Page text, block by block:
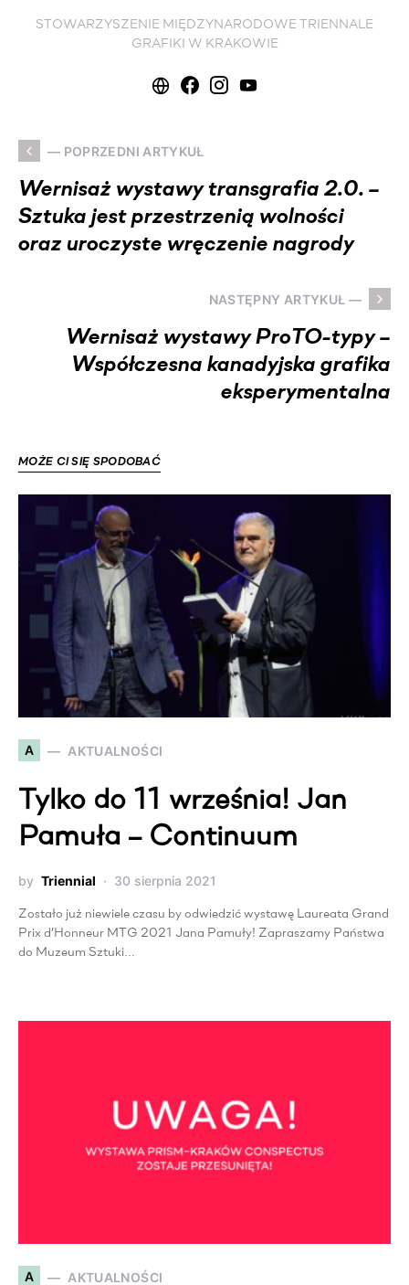
STOWARZYSZENIE MIĘDZYNARODOWE TRIENNALE
GRAFIKI W KRAKOWIE
— POPRZEDNI ARTYKUŁ
Wernisaż wystawy transgrafia 2.0. –
Sztuka jest przestrzenią wolności
oraz uroczyste wręczenie nagrody
NASTĘPNY ARTYKUŁ —
Wernisaż wystawy ProTO-typy –
Współczesna kanadyjska grafika
eksperymentalna
MOŻE CI SIĘ SPODOBAĆ
A AKTUALNOŚCI
Tylko do 11 września! Jan
Pamuła – Continuum
by Triennial 30 sierpnia 2021
Zostało już niewiele czasu by odwiedzić wystawę Laureata Grand
Prix d’Honneur MTG 2021 Jana Pamuły! Zapraszamy Państwa
do Muzeum Sztuki…
A AKTUALNOŚCI